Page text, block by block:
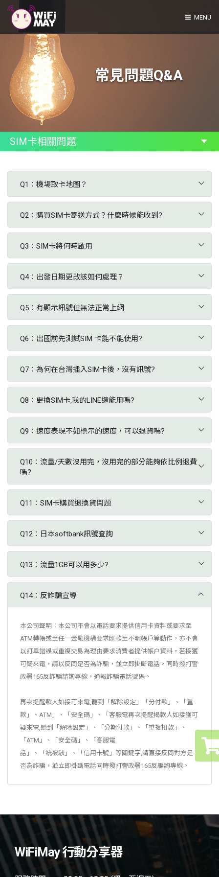
MENU
常見問題Q&A
WIFI機租借流程問題
費用相關問題
機器相關問題
美國T-Moblie及AT&T網卡相關問題
SIM卡相關問題
Q1：機場取卡地圖？
※松山機場暫不提供【領
取/歸還】服務，敬請見
諒。※
Q2：購買SIM卡寄送方式？什麼時候能收到?
訂購及付款完成，會儘速出貨，寄出時會提
供物流編號以利您追蹤訂單送貨狀態。
寄送及領取方式如下：
1.宅配：1天(過年期間物流繁忙，
請提前 3個工作天下單）
當天宅配方式寄出，最快可隔天送達。
寄出時提供物流編號，可自行聯繫黑貓/便
利袋物流
(實際送達時間，依貨運物流狀況為準，請
參考：http://www.t-cat.com.tw/ 或
黑貓包裹查詢：
cat.com.tw/inquire/trace.aspx
便利袋包裹查詢：
https://www.25431010.tw/tracking
2.大台北機車快遞：3~4小時
上班日周一至週五下午12點付款(可訂購時
間為00:00-12:00)，可當日出貨，當日送達。
信義區/大安區/中山區/大同區/萬華區/中正
區/松山區、內湖及南港部分區域。
(實際送達時間，依快遞公司為主，若17:30
未收到件，請聯繫客服)
3.特快快遞（大台北及新北地
區）： 1小時
請聯繫客服處理，寄送費用：約100-200元
不等，依照距離計算出實際運費提供您繳
4.機場櫃檯取貨：1天
出發前一日 線上訂購並付款完成，出發當日
可至機場櫃檯領取。
Q3：SIM卡將何時啟用
各國的預付卡啟用方式有所不同，詳情請購買後參考使用說明；
依據不同國家SIM卡開卡方式，部分以您指定的開通日期開通。
也有部分國家預付卡，於當地插卡後即可啟用。
Q4：出發日期更改該如何處理？
若您出發日期有變更，請於您指定『抵達
日』前3個工作天來信通知。卡片開通作業
會於提前作業，一旦當地電信商開通就無法
更換，暫停或退貨。若行程有所變動，請聯
繫客服協助。
Q5：有顯示訊號但無法正常上網
1.請重設網路APN：至手機設定 -> 行動網路
-> 行動數據網路 -> APN欄位內輸入: 參考
SIM卡內使用說明；APN設置
*設定APN後，95%手機都可上網，若仍無法
上網，請再嘗試第2步驟
2.網路重置後重新開機
Q6：出國前先測試SIM 卡能不能使用?
出國前將 SIM 卡先插入您的手機，開機後假如一切都正常運作，
除了收不到訊號以外，您的手機應該可以正常使用。若會出現不
明原因的重複自動開機、畫面閃動等情況，可能是 SIM 卡與手機
P.S 有些國家卡片在台灣插卡時即為啟用日，請留意使用說明。
Q7：為何在台灣插入SIM卡後，沒有訊號?
這是正常的，手機預付門號無法國際漫遊，所以在台灣會收不到
訊號，就像台灣手機預付門號也無法帶出國漫遊。
Q8：更換SIM卡,我的LINE還能用嗎?
如果Line有綁定電話號碼，更換SIM卡時會無法使用Line
將Line設定綁成電子郵件並與facebook同步，就算換SIM卡也不
會不能使用喔。
請依序下列操作。 (聊天紀錄可事先備份)
2. 點選我的帳號
3. 設定綁定電子郵件 並將FACEBOOK同步
Q9：速度表現不如標示的速度，可以退貨嗎?
．網路速度及訊號，依當地電信業者基地台建置涵蓋率、同一基
地台同時上網人數、上網地點地形地貌、行動裝置的處理器規格
與所能支援網路規格及使用的移動狀態而有所影響，但無法保證
．設備、連線區域的通信設備或尖峰時間(如中午12點~1點間；
號狀況,而要求退費。
Q10：流量/天數沒用完，沒用完的部分能夠依比例退費
嗎?
上網卡一經拆封後，恕無法辦理退換貨。
Q11：SIM卡購買退換貨問題
貨到後7 天內（含例假日），依照消費者保護法的規定，享有商
品到貨日起七天的猶豫期(也就是鑑賞期)的權益，但猶豫期並非
試用期， 所以您所退回的商品(包含瑕疵品)必須是全新的狀態、
＊預付卡相關：
作業完成後代表已開啟使用，非全新狀態，無法退貨。如:美國T-
mobile卡、美國AT&T、越南Vinaphone、歐洲vodafone、3UK
等預付卡 。
2.若未使用過(未開卡)，則七天之內可以退換貨，請來信與我們
3.儲值金額為代購服務不可退換貨，您購買後儲值卡後，
WIFIMAY會直接將金額存入您填寫的指定門號中，一存入帳戶則
無法退款。
* 國際電話卡儲值不可退換貨，您購買國際電話卡並指定加值至
您舊卡號中，一經加值則無法退換貨。
規定） 。
Q12：日本softbank訊號查詢
softbank訊號查詢：
https://www.softbank.jp/mobile/network/area/map/
Q13：流量1GB可以用多少?
Q14：反詐騙宣導
本公司聲明：本公司不會以電話要求提供信用卡資料或要求至
ATM轉帳或至任一金融機構要求匯款至不明帳戶等動作，亦不會
以訂單錯誤或重複交易為理由要求消費者提供帳户資料，若接獲
可疑來電，請以反問是否為詐騙，並立即掛斷電話。同時撥打警
政署165反詐騙諮詢專線，通報詐騙電話號碼。
再次提醒款人如接可來電,聽到「解除設定」「分付款」、「重
款」、ATM」、「安全碼」、「客服電再次提醒揭款人如接獲可
疑來電,聽到「解除設定」、「分期付款」、「重複扣款」、
「ATM」、「安全碼」、「客服電
話」、「統被駭」、「信用卡號」等關鍵字,請直接反問對方是
否為詐騙，並立即掛斷電話同時撥打警政署165反騙詢專線。
WiFiMay 行動分享器